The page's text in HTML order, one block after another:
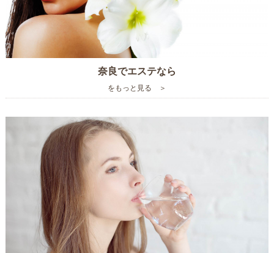
奈良でエステなら
をもっと見る ＞